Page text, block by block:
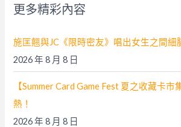
:
更多精彩內容
施匡翹與JC《限時密友》唱出女生之間細
2026 年 8 月 8 日
【Summer Card Game Fest 夏之收藏卡
熱！
2026 年 8 月 8 日